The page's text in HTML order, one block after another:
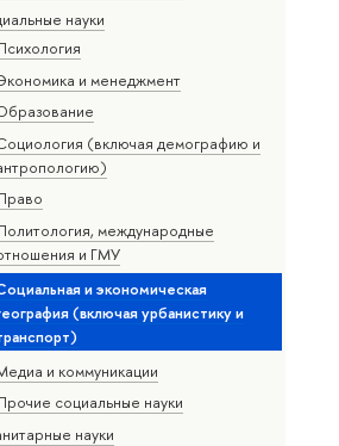
науки
и менеджмент
(включая демографию и
международные
и ГМУ
и экономическая
(включая урбанистику и
и коммуникации
социальные науки
науки